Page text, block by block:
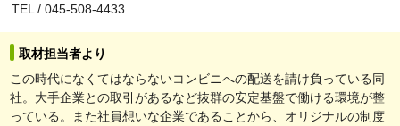
TEL / 045-508-4433
取材担当者より
この時代になくてはならないコンビニへの配送を請け負っている同
社。大手企業との取引があるなど抜群の安定基盤で働ける環境が整
っている。また社員想いな企業であることから、オリジナルの制度